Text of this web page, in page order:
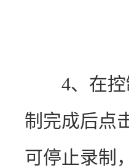
4、在控制
制完成后点
可停止录制